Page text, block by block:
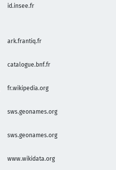
id.insee.fr
ark.frantiq.fr
catalogue.bnf.fr
fr.wikipedia.org
sws.geonames.org
sws.geonames.org
www.wikidata.org